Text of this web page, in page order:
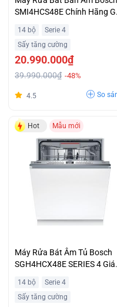
SMI4HCS48E Chính Hãng
14 bộ
Serie 4
Sấy tăng cường
20.990.000₫
39.990.000₫ -48%
4.5 So
Hot Mẫu mới
Máy Rửa Bát Âm Tủ Bosch
SGH4HCX48E SERIES 4 Giá
14 bộ
Serie 4
Sấy tăng cường